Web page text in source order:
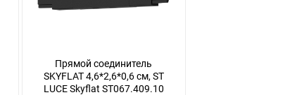
Прямой соединитель
SKYFLAT 4,6*2,6*0,6 см, ST
LUCE Skyflat ST067.409.10